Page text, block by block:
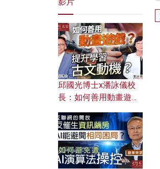
邱國光博士x潘詠儀校
長：如何善用動畫遊戲